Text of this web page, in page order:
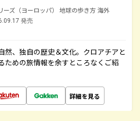
ーズ（ヨーロッパ） 地球の歩き方 海外
発売
然、独自の歴史＆文化。クロアチアと
ための旅情報を余すところなくご紹
詳細を見る